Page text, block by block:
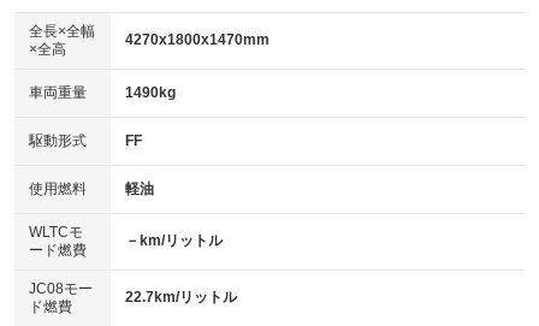
：装備なし
パワーウィンドウ
アイドリングストップ
：装備あり
USB入力端子
：装備あり
100V電源
：装備なし
センターデフロック
：装備なし
電動格納ミラー
：装備あり
：装備あり
革シート
キーレス
HID(キセノンライト)
：装備なし
バックカメラ
：装備あり
エアロ
：装備なし
：装備なし
パワーシート
全長×全幅
×全高
4270x1800x1470mm
車両重量 1490kg
駆動形式 FF
使用燃料 軽油
WLTCモ
ード燃費
－km/リットル
JC08モー
ド燃費
22.7km/リットル